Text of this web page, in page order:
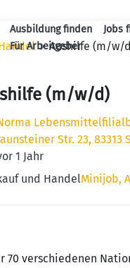
Ausbildung finden Jobs
Für ArbeitgeberAushilfe (m/w/
(m/w/d)
Str. 23, 83313
1 Jahr
und HandelMinijob,
70 ver­schie­de­nen